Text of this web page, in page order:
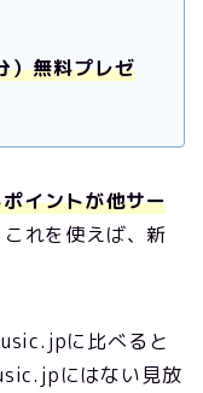
）無料プレゼ
イントが他サー
れを使えば、新
に比べると
にはない見放